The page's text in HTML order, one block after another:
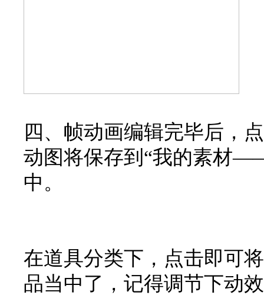
四、帧动画编辑完毕后，
动图将保存到“我的素材
中。
在道具分类下，点击即可
品当中了，记得调节下动